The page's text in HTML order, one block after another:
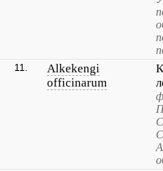
11.
Alkekengi
officinarum